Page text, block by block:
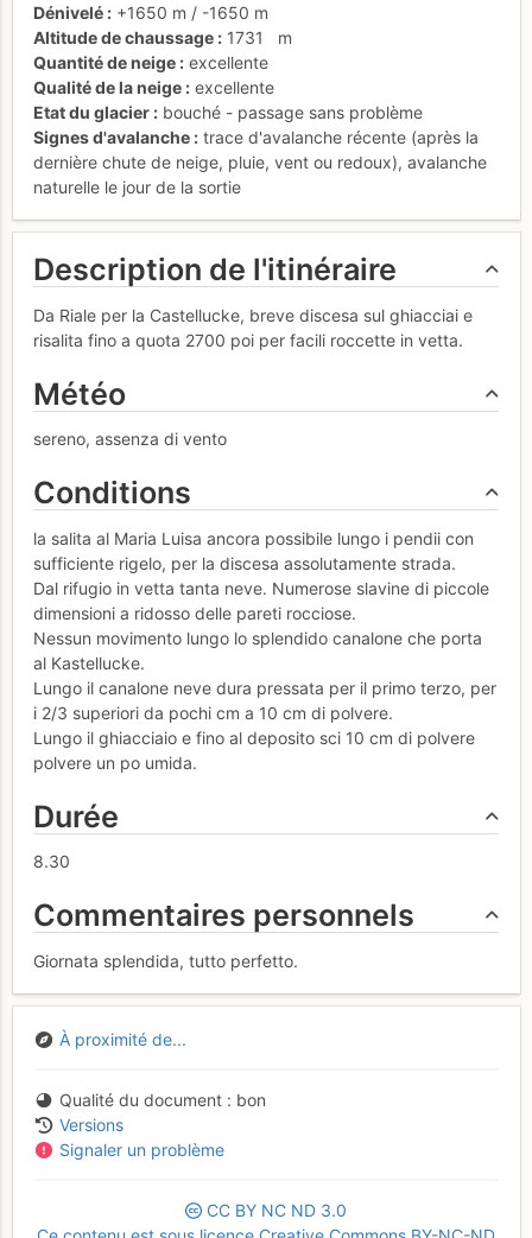
Dénivelé
+1650 m / -1650 m
Altitude de chaussage
1731
m
Quantité de neige
excellente
Qualité de la neige
excellente
Etat du glacier
bouché - passage sans problème
Signes d'avalanche
trace d'avalanche récente (après la
dernière chute de neige, pluie, vent ou redoux), avalanche
naturelle le jour de la sortie
Description de l'itinéraire
Da Riale per la Castellucke, breve discesa sul ghiacciai e
risalita fino a quota 2700 poi per facili roccette in vetta.
Météo
sereno, assenza di vento
Conditions
la salita al Maria Luisa ancora possibile lungo i pendii con
sufficiente rigelo, per la discesa assolutamente strada.
Dal rifugio in vetta tanta neve. Numerose slavine di piccole
dimensioni a ridosso delle pareti rocciose.
Nessun movimento lungo lo splendido canalone che porta
al Kastellucke.
Lungo il canalone neve dura pressata per il primo terzo, per
i 2/3 superiori da pochi cm a 10 cm di polvere.
Lungo il ghiacciaio e fino al deposito sci 10 cm di polvere
polvere un po umida.
Durée
8.30
Commentaires personnels
Giornata splendida, tutto perfetto.
À proximité de...
Qualité du document
bon
Versions
Signaler un problème
CC BY NC ND 3.0